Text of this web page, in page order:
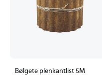
Bølgete plenkantlist 5M